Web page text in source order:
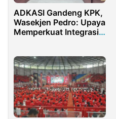
ADKASI Gandeng KPK,
Wasekjen Pedro: Upaya
Memperkuat Integrasi